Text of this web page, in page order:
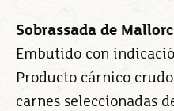
Sobrassada de
Embutido con
Producto cárnico
carnes seleccionadas